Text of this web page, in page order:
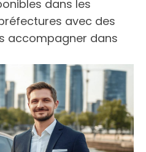
dans les
avec des
accompagner dans